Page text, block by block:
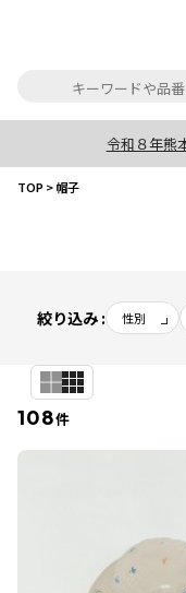
令和８年熊
TOP>帽子
絞り込み : 性別
108件